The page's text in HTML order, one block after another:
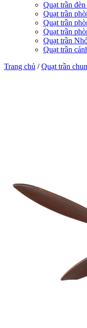
Quạt trần
Quạt trần
Quạt trần
Quạt trần
Quạt trần
Quạt trần
Trang chủ /Quạt trần